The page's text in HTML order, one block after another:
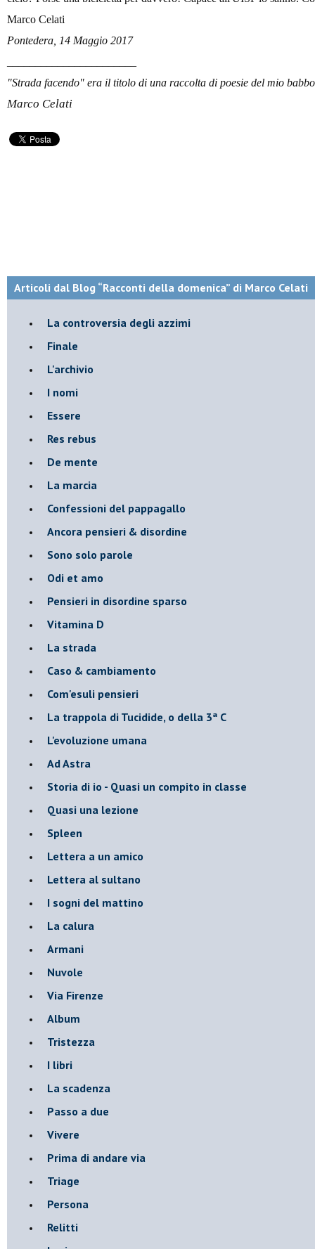
Marco Celati
Pontedera, 14 Maggio 2017
"Strada facendo" era il titolo di una raccolta di poesie del mio
Marco Celati
Articoli dal Blog “Racconti della domenica” di Marco Celati
La controversia degli azzimi
Finale
L'archivio
I nomi
Essere
Res rebus
De mente
La marcia
Confessioni del pappagallo
Ancora pensieri & disordine
Sono solo parole
Odi et amo
Pensieri in disordine sparso
Vitamina D
La strada
Caso & cambiamento
Com'esuli pensieri
La trappola di Tucidide, o della 3ª C
L'evoluzione umana
Ad Astra
Storia di io - Quasi un compito in classe
Quasi una lezione
Spleen
Lettera a un amico
Lettera al sultano
I sogni del mattino
La calura
Armani
Nuvole
Via Firenze
Album
Tristezza
I libri
La scadenza
Passo a due
Vivere
Prima di andare via
Triage
Persona
Relitti